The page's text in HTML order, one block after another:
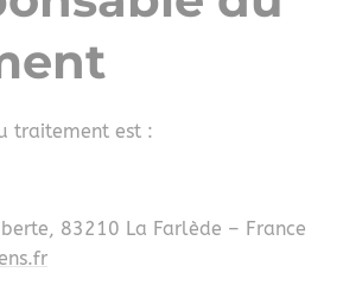
traitement est :
83210 La Farlède – France